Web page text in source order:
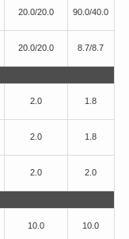
20.0/20.0 90.0/40.0
20.0/20.0 8.7/8.7
2.0 1.8
2.0 1.8
2.0 2.0
10.0 10.0